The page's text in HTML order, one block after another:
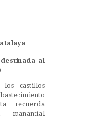
Colomares
al
castillos
recuerda
manantial